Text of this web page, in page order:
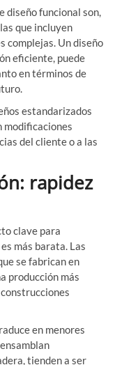
diseño funcional son,
que incluyen
complejas. Un diseño
eficiente, puede
en términos de
estandarizados
modificaciones
del cliente o a las
rapidez
clave para
es más barata. Las
se fabrican en
producción más
en menores
tienden a ser